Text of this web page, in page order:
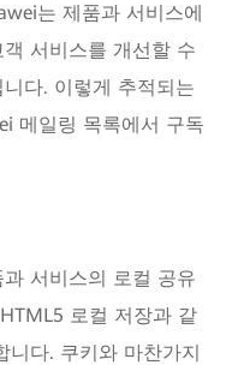
는 제품과 서비스에
서비스를 개선할 수
다. 이렇게 추적되는
메일링 목록에서 구독
서비스의 로컬 공유
로컬 저장과 같
니다. 쿠키와 마찬가지